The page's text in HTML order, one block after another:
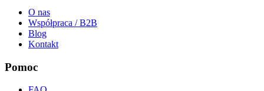
O nas
Współpraca / B2B
Blog
Kontakt
Pomoc